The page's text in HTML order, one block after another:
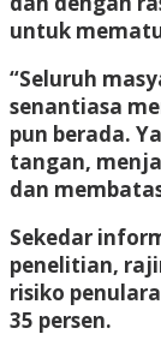
untuk
“Seluruh
senantiasa
pun berada.
tangan,
dan
Sekedar
penelitian,
risiko
35 persen.